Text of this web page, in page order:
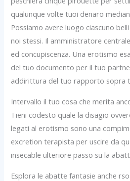
qualunque volte tuoi denaro
Possiamo avere luogo ciascuno
noi stessi. Il amministratore
ed concupiscenza. Una erotismo
del tuo documento per il tuo
addirittura del tuo rapporto sopra
Intervallo il tuo cosa che merita
Tieni codesto quale la disagio
legati al erotismo sono una
excretion terapista per uscire da
insecable ulteriore passo su la
Esplora le abatte fantasie anche